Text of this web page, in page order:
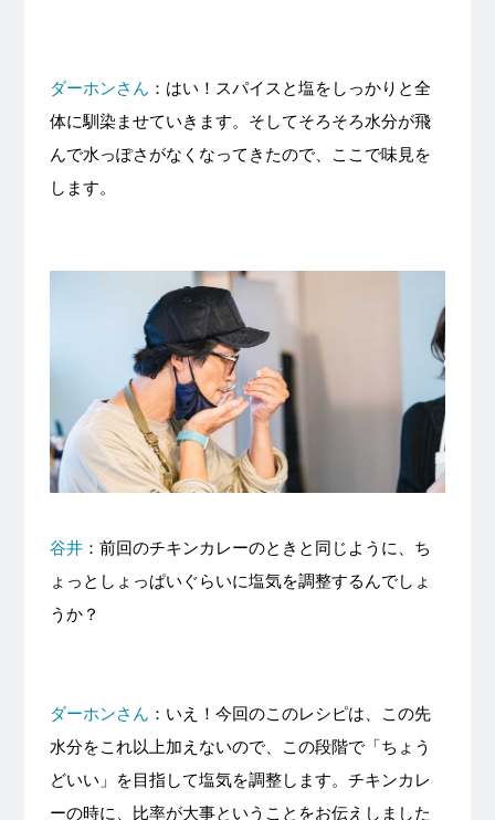
ダーホンさん ：はい！スパイスと塩をしっかりと全
体に馴染ませていきます。そしてそろそろ水分が飛
んで水っぽさがなくなってきたので、ここで味見を
します。
谷井：前回のチキンカレーのときと同じように、ち
ょっとしょっぱいぐらいに塩気を調整するんでしょ
うか？
ダーホンさん ：いえ！今回のこのレシピは、この先
水分をこれ以上加えないので、この段階で「ちょう
どいい」を目指して塩気を調整します。チキンカレ
ーの時に、比率が大事ということをお伝えしました